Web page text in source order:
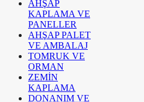
AHŞAP
KAPLAMA VE
PANELLER
AHŞAP PALET
VE AMBALAJ
TOMRUK VE
ORMAN
ZEMİN
KAPLAMA
DONANIM VE